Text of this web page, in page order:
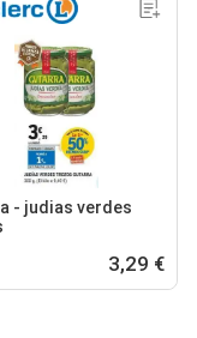
- judias verdes
3,29 €